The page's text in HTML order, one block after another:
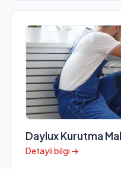
Daylux Kurutma
Detaylı bilgi →